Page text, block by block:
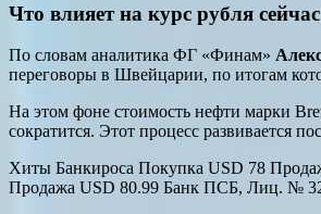
Что влияет на курс рубля сейчас
По словам аналитика ФГ «Финам»
переговоры в Швейцарии, по итогам
На этом фоне стоимость нефти марки
сократится. Этот процесс развивается
Хиты Банкироса Покупка USD 78
Продажа USD 80.99 Банк ПСБ, Лиц. №